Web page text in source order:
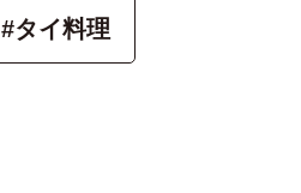
#タイ料理